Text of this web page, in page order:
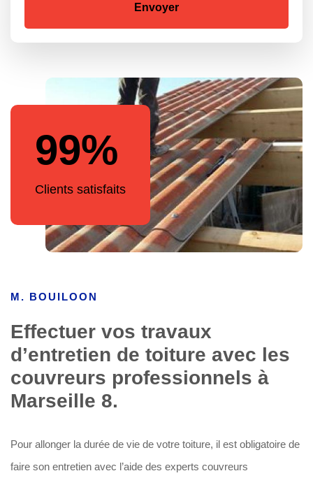
99%
Clients satisfaits
M. BOUILOON
Effectuer vos travaux
d’entretien de toiture avec les
couvreurs professionnels à
Marseille 8.
Pour allonger la durée de vie de votre toiture, il est obligatoire de
faire son entretien avec l’aide des experts couvreurs